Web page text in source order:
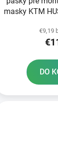
masky KTM
€9,19
DO